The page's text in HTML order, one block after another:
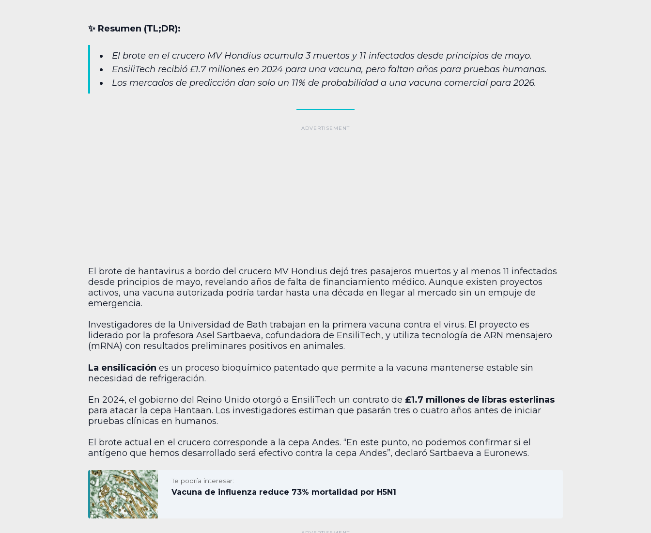
✨︎ Resumen (TL;DR):
El brote en el crucero MV Hondius acumula 3 muertos y 11 infectados desde principios de mayo.
EnsiliTech recibió £1.7 millones en 2024 para una vacuna, pero faltan años para pruebas humanas.
Los mercados de predicción dan solo un 11% de probabilidad a una vacuna comercial para 2026.
El brote de hantavirus a bordo del crucero MV Hondius dejó tres pasajeros muertos y al menos 11 infectados
desde principios de mayo, revelando años de falta de financiamiento médico. Aunque existen proyectos
activos, una vacuna autorizada podría tardar hasta una década en llegar al mercado sin un empuje de
emergencia.
Investigadores de la Universidad de Bath trabajan en la primera vacuna contra el virus. El proyecto es
liderado por la profesora Asel Sartbaeva, cofundadora de EnsiliTech, y utiliza tecnología de ARN mensajero
(mRNA) con resultados preliminares positivos en animales.
La ensilicación es un proceso bioquímico patentado que permite a la vacuna mantenerse estable sin
necesidad de refrigeración.
En 2024, el gobierno del Reino Unido otorgó a EnsiliTech un contrato de £1.7 millones de libras esterlinas
para atacar la cepa Hantaan. Los investigadores estiman que pasarán tres o cuatro años antes de iniciar
pruebas clínicas en humanos.
El brote actual en el crucero corresponde a la cepa Andes. “En este punto, no podemos confirmar si el
antígeno que hemos desarrollado será efectivo contra la cepa Andes”, declaró Sartbaeva a Euronews.
Te podría interesar:
Vacuna de influenza reduce 73% mortalidad por H5N1